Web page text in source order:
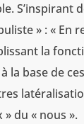
S’inspirant
» : « En
la
la base de
» du « nous ».